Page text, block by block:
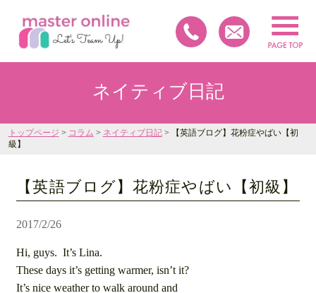
ネイティブ日記
トップページ > コラム > ネイティブ日記> 【英語ブログ】花粉症やばい【初
級】
【英語ブログ】花粉症やばい【初級】
2017/2/26
Hi, guys. It’s Lina.
These days it’s getting warmer, isn’t it?
It’s nice weather to walk around and